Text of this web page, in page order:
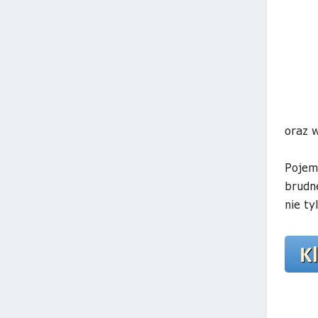
oraz
nie